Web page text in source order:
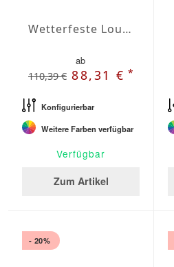
Wetterfeste Loungekissen nach Maß Agora
ab
110,39 € 88,31 €*
Konfigurierbar
Weitere Farben verfügbar
Verfügbar
Zum Artikel
- 20%